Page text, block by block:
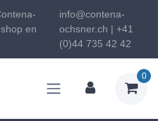
en
info@contena-
ochsner.ch | +41
(0)44 735 42 42
0